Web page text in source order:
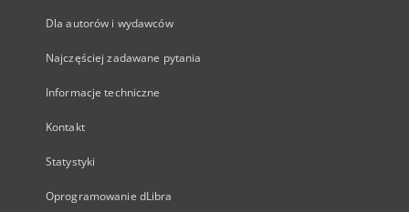
Dla autorów i wydawców
Najczęściej zadawane pytania
Informacje techniczne
Kontakt
Statystyki
Oprogramowanie dLibra